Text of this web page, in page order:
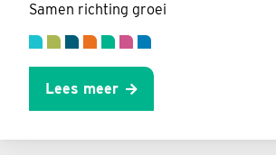
Samen richting groei
Lees meer